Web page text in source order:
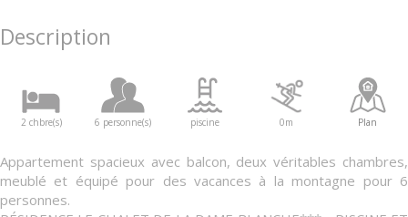
Description
2 chbre(s) 6 personne(s) piscine 0m Plan
Appartement spacieux avec balcon, deux véritables chambres,
meublé et équipé pour des vacances à la montagne pour 6
personnes.